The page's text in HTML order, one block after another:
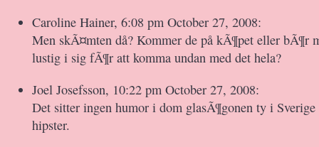
Caroline Hainer, 6:08 pm October 27, 2008:
Men skÃ¤mten då? Kommer de på kÃ¶pet eller bÃ¶r
lustig i sig fÃ¶r att komma undan med det hela?
Joel Josefsson, 10:22 pm October 27, 2008:
Det sitter ingen humor i dom glasÃ¶gonen ty i
hipster.